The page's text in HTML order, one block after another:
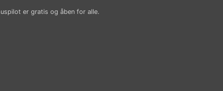
er gratis og åben for alle.